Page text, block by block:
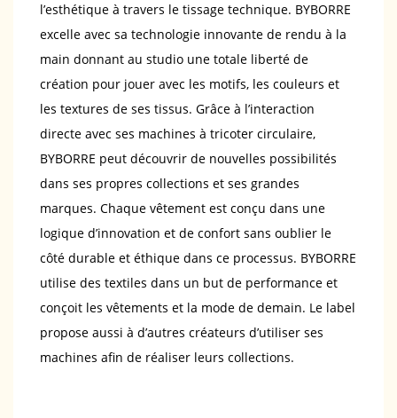
l’esthétique à travers le tissage technique. BYBORRE
excelle avec sa technologie innovante de rendu à la
main donnant au studio une totale liberté de
création pour jouer avec les motifs, les couleurs et
les textures de ses tissus. Grâce à l’interaction
directe avec ses machines à tricoter circulaire,
BYBORRE peut découvrir de nouvelles possibilités
dans ses propres collections et ses grandes
marques. Chaque vêtement est conçu dans une
logique d’innovation et de confort sans oublier le
côté durable et éthique dans ce processus. BYBORRE
utilise des textiles dans un but de performance et
conçoit les vêtements et la mode de demain. Le label
propose aussi à d’autres créateurs d’utiliser ses
machines afin de réaliser leurs collections.